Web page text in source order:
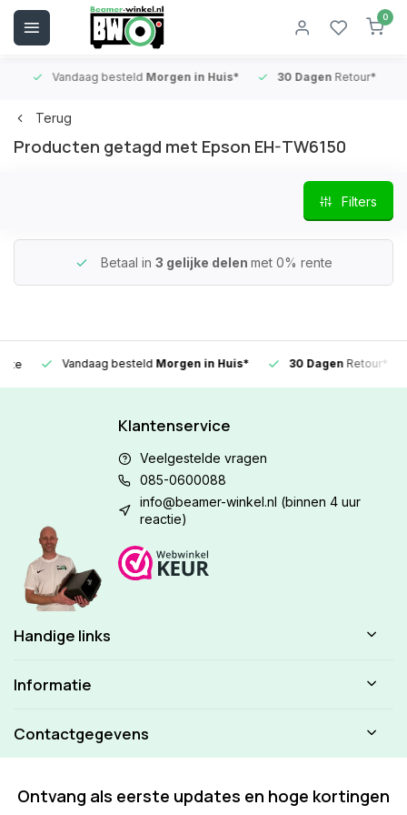
0
Vandaag besteldMorgen in Huis* 30 DagenRetour*
Terug
Producten getagd met Epson EH-TW6150
Filters
Betaal in 3 gelijke delen met 0% rente
Vandaag besteldMorgen in Huis* 30 DagenRetour*
Klantenservice
Veelgestelde vragen
085-0600088
info@beamer-winkel.nl (binnen 4 uur
reactie)
Handige links
Informatie
Contactgegevens
Ontvang als eerste updates en hoge kortingen